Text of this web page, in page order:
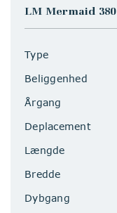
LM Mermaid 380
Type
Beliggenhed
Årgang
Deplacement
Længde
Bredde
Dybgang